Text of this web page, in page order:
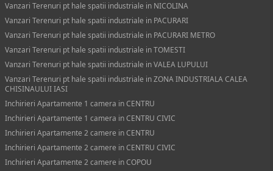
Vanzari Terenuri pt hale spatii industriale in NICOLINA
Vanzari Terenuri pt hale spatii industriale in PACURARI
Vanzari Terenuri pt hale spatii industriale in PACURARI METRO
Vanzari Terenuri pt hale spatii industriale in TOMESTI
Vanzari Terenuri pt hale spatii industriale in VALEA LUPULUI
Vanzari Terenuri pt hale spatii industriale in ZONA INDUSTRIALA CALEA
CHISINAULUI IASI
Inchirieri Apartamente 1 camera in CENTRU
Inchirieri Apartamente 1 camera in CENTRU CIVIC
Inchirieri Apartamente 2 camere in CENTRU
Inchirieri Apartamente 2 camere in CENTRU CIVIC
Inchirieri Apartamente 2 camere in COPOU